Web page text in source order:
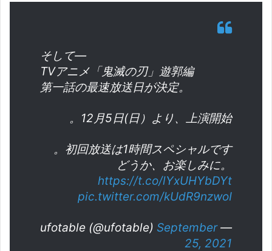
そして―
TVアニメ「鬼滅の刃」遊郭編
第一話の最速放送日が決定。
12月5日(日）より、上演開始。
初回放送は1時間スペシャルです。
どうか、お楽しみに。
https://t.co/lYxUHYbDYt
pic.twitter.com/kUdR9nzwoI
— ufotable (@ufotable)
September
25, 2021